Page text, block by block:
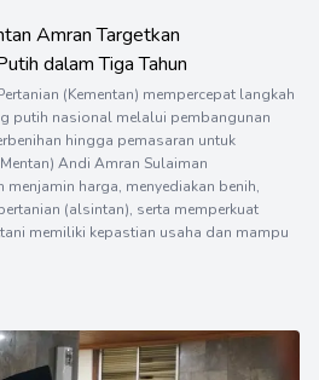
Amran Targetkan
dalam Tiga Tahun
(Kementan) mempercepat langkah
putih nasional melalui pembangunan
hingga pemasaran untuk
Andi Amran Sulaiman
menjamin harga, menyediakan benih,
(alsintan), serta memperkuat
memiliki kepastian usaha dan mampu